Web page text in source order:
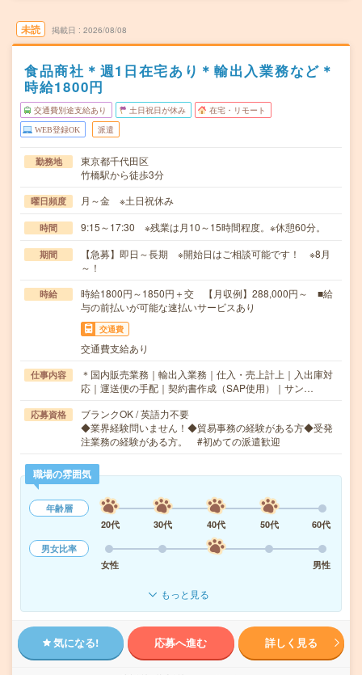
未読 掲載日 2026/08/08
食品商社＊週1日在宅あり＊輸出入業務など＊
時給1800円
交通費別途支給あり 土日祝日が休み 在宅・リモート
WEB登録OK 派遣
勤務地
東京都千代田区
竹橋駅から徒歩3分
曜日頻度 月～金 ※土日祝休み
時間 9:15～17:30 ※残業は月10～15時間程度。※休憩60分。
期間
【急募】即日～長期 ※開始日はご相談可能です！ ※8月
～！
時給
時給1800円～1850円＋交 【月収例】288,000円～ ■給
与の前払いが可能な速払いサービスあり
交通費
交通費支給あり
仕事内容
＊国内販売業務｜輸出入業務｜仕入・売上計上｜入出庫対
応｜運送便の手配｜契約書作成（SAP使用）｜サン…
応募資格
ブランクOK / 英語力不要
◆業界経験問いません！◆貿易事務の経験がある方◆受発
注業務の経験がある方。 #初めての派遣歓迎
職場の雰囲気
年齢層
20代
30代 40代 50代
60代
男女比率
女性
男性
もっと見る
気になる! 応募へ進む 詳しく見る